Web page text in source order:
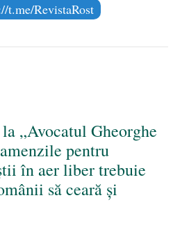
t.me/RevistaRost
„Avocatul Gheorghe
pentru
în aer liber trebuie
să ceară și